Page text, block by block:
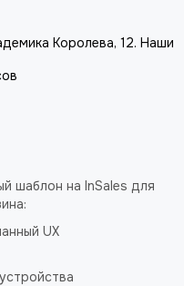
Королева, 12. Наши
шаблон на InSales для
UX